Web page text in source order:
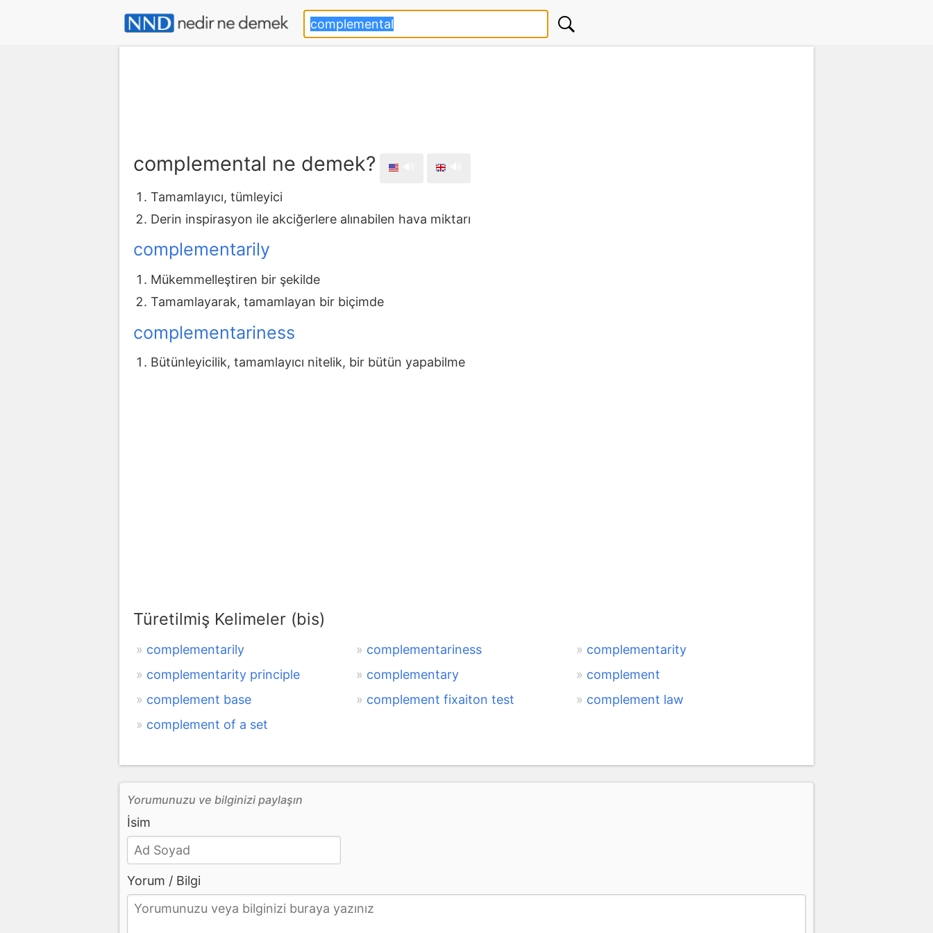
complemental ne demek?
Tamamlayıcı, tümleyici
Derin inspirasyon ile akciğerlere alınabilen hava miktarı
complementarily
Mükemmelleştiren bir şekilde
Tamamlayarak, tamamlayan bir biçimde
complementariness
Bütünleyicilik, tamamlayıcı nitelik, bir bütün yapabilme
Türetilmiş Kelimeler (bis)
complementarily complementariness
complementarity
complementarity principle
complementary
complement
complement base
complement fixaiton test
complement law
complement of a set
Yorumunuzu ve bilginizi paylaşın
İsim
Yorum / Bilgi